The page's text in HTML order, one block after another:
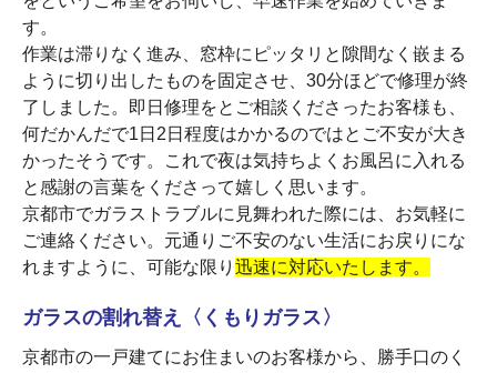
す。
作業は滞りなく進み、窓枠にピッタリと隙間なく嵌まる
ように切り出したものを固定させ、30分ほどで修理が終
了しました。即日修理をとご相談くださったお客様も、
何だかんだで1日2日程度はかかるのではとご不安が大き
かったそうです。これで夜は気持ちよくお風呂に入れる
と感謝の言葉をくださって嬉しく思います。
京都市でガラストラブルに見舞われた際には、お気軽に
ご連絡ください。元通りご不安のない生活にお戻りにな
れますように、可能な限り 迅速に対応いたします。
ガラスの割れ替え〈くもりガラス〉
京都市の一戸建てにお住まいのお客様から、勝手口のく